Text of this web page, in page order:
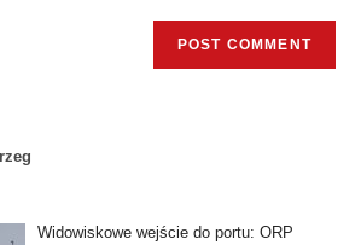
Widowiskowe wejście do portu: ORP